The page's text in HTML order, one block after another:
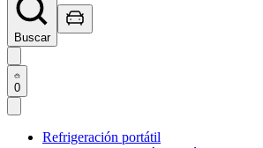
Buscar
0
Refrigeración portátil